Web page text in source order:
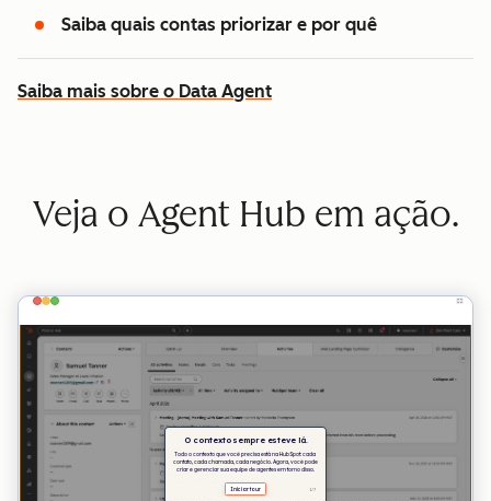
Saiba quais contas priorizar e por quê
Saiba mais sobre o Data Agent
Veja o Agent Hub em ação.